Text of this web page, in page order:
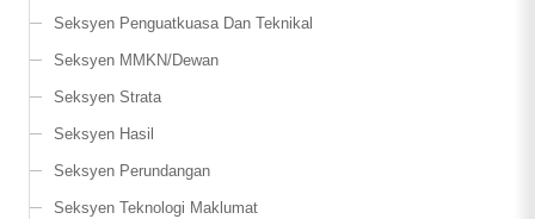
Seksyen Penguatkuasa Dan Teknikal
Seksyen MMKN/Dewan
Seksyen Strata
Seksyen Hasil
Seksyen Perundangan
Seksyen Teknologi Maklumat